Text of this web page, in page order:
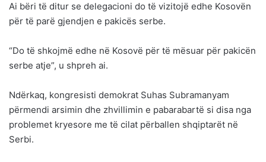
Ai bëri të ditur se delegacioni do të vizitojë edhe Kosovën
për të parë gjendjen e pakicës serbe.
“Do të shkojmë edhe në Kosovë për të mësuar për pakicën
serbe atje”, u shpreh ai.
Ndërkaq, kongresisti demokrat Suhas Subramanyam
përmendi arsimin dhe zhvillimin e pabarabartë si disa nga
problemet kryesore me të cilat përballen shqiptarët në
Serbi.